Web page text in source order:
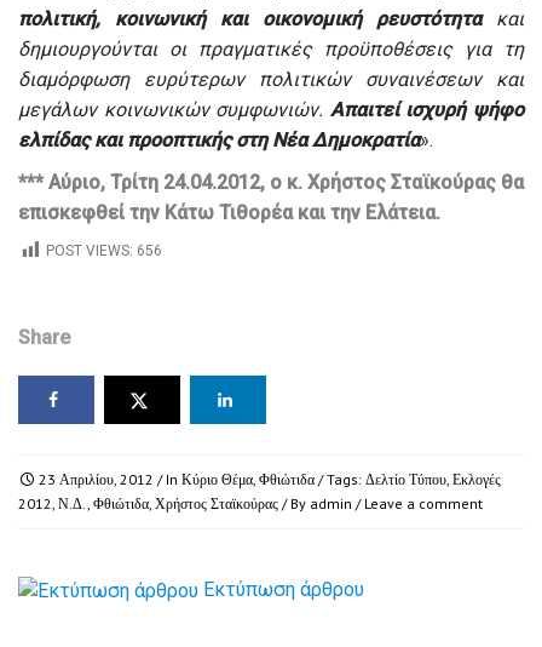
πολιτική, κοινωνική και οικονομική ρευστότητακαι
δημιουργούνται οι πραγματικές προϋποθέσεις για τη
διαμόρφωση ευρύτερων πολιτικών συναινέσεων και
μεγάλων κοινωνικών συμφωνιών. Απαιτεί ισχυρή ψήφο
ελπίδας και προοπτικής στη Νέα Δημοκρατία».
*** Αύριο, Τρίτη 24.04.2012, ο κ. Χρήστος Σταϊκούρας θα
επισκεφθεί την Κάτω Τιθορέα και την Ελάτεια.
POST VIEWS: 656
Share
23 Απριλίου, 2012 / In Κύριο Θέμα, Φθιώτιδα / Tags: Δελτίο Τύπου, Εκλογές
2012, Ν.Δ., Φθιώτιδα, Χρήστος Σταϊκούρας / By admin / Leave a comment
Εκτύπωση άρθρου